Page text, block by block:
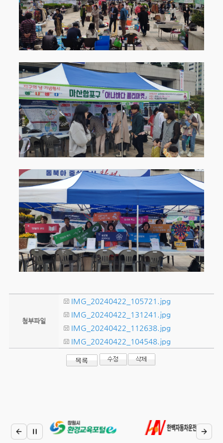
첨부파일
IMG_20240422_105721.jpg
IMG_20240422_131241.jpg
IMG_20240422_112638.jpg
IMG_20240422_104548.jpg